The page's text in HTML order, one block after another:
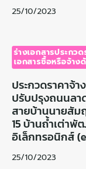
25/10/2023
ร่างเอกสารประกว
เอกสารซื้อหรือจ้าง
ประกวดราคาจ้
ปรับปรุงถนนล
สายบ้านนายสัม
15 บ้านถ้ำเต่าพั
อิเล็กทรอนิกส์
25/10/2023